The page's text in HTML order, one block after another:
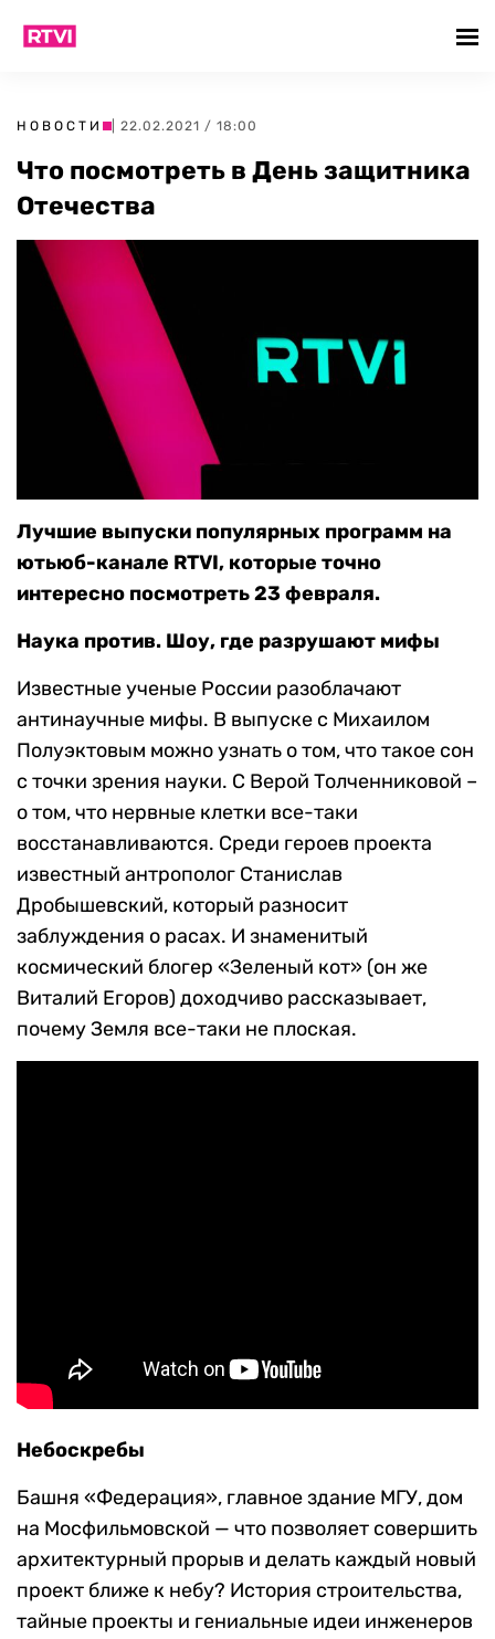
НОВОСТИ | 22.02.2021 / 18:00
Что посмотреть в День защитника
Отечества
Лучшие выпуски популярных программ на
ютьюб-канале RTVI, которые точно
интересно посмотреть 23 февраля.
Наука против. Шоу, где разрушают мифы
Известные ученые России разоблачают
антинаучные мифы. В выпуске с Михаилом
Полуэктовым можно узнать о том, что такое сон
с точки зрения науки. С Верой Толченниковой –
о том, что нервные клетки все-таки
восстанавливаются. Среди героев проекта
известный антрополог Станислав
Дробышевский, который разносит
заблуждения о расах. И знаменитый
космический блогер «Зеленый кот» (он же
Виталий Егоров) доходчиво рассказывает,
почему Земля все-таки не плоская.
Небоскребы
Башня «Федерация», главное здание МГУ, дом
на Мосфильмовской — что позволяет совершить
архитектурный прорыв и делать каждый новый
проект ближе к небу? История строительства,
тайные проекты и гениальные идеи инженеров